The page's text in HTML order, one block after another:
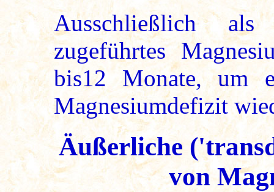
Ausschließlich
zugeführtes
bis12 Monate, um
Magnesiumdefizit
Äußerliche
von